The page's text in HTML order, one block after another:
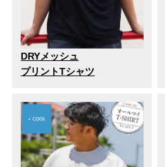
DRYメッシュ
プリントTシャツ